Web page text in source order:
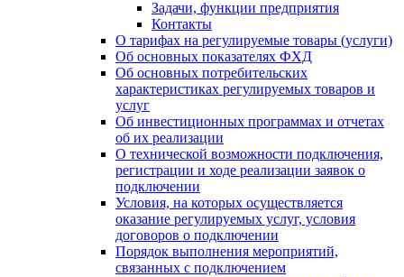
Задачи, функции предприятия
Контакты
О тарифах на регулируемые товары (услуги)
Об основных показателях ФХД
Об основных потребительских
характеристиках регулируемых товаров и
услуг
Об инвестиционных программах и отчетах
об их реализации
О технической возможности подключения,
регистрации и ходе реализации заявок о
подключении
Условия, на которых осуществляется
оказание регулируемых услуг, условия
договоров о подключении
Порядок выполнения мероприятий,
связанных с подключением